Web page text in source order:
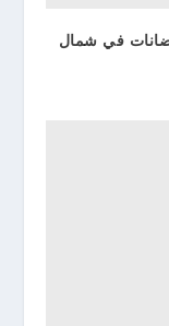
في شمال